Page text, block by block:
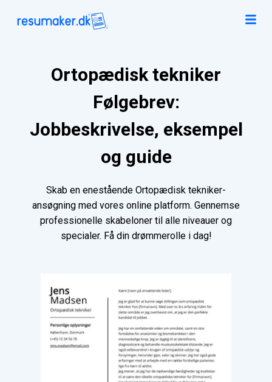
Ortopædisk tekniker
Følgebrev:
Jobbeskrivelse, eksempel
og guide
Skab en enestående Ortopædisk tekniker-
ansøgning med vores online platform. Gennemse
professionelle skabeloner til alle niveauer og
specialer. Få din drømmerolle i dag!